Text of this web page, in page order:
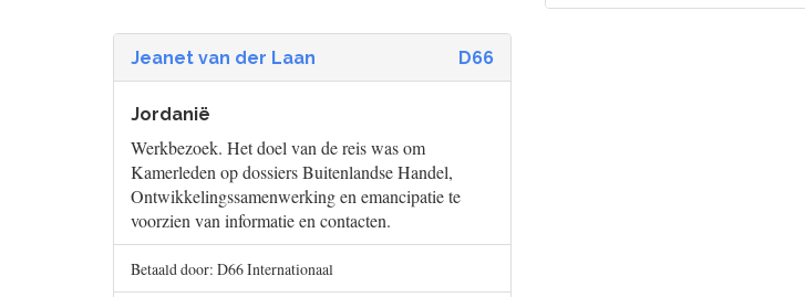
Jeanet van der Laan D66
Jordanië
Werkbezoek. Het doel van de reis was om
Kamerleden op dossiers Buitenlandse Handel,
Ontwikkelingssamenwerking en emancipatie te
voorzien van informatie en contacten.
Betaald door: D66 Internationaal